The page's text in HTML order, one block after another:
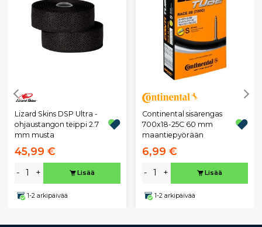
Lizard Skins DSP Ultra -
ohjaustangon teippi 2.7
mm musta
45,99 €
- + Lisää
1-2 arkipäivää
Continental sisärengas
700x18-25C 60 mm
maantiepyörään
6,99 €
- + Lisää
1-2 arkipäivää